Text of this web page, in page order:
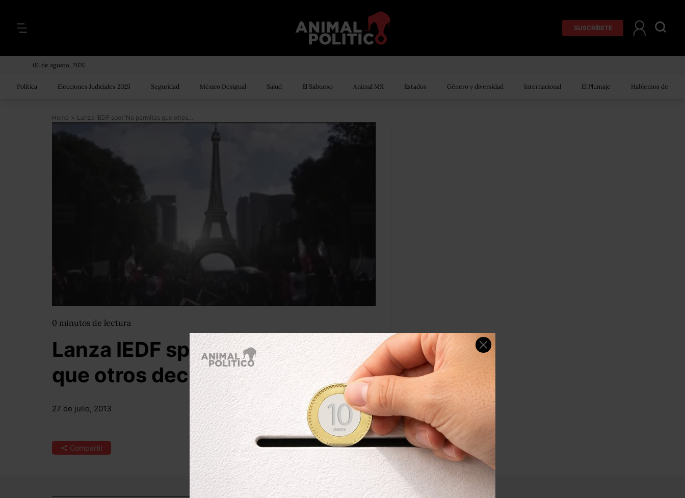
SUSCRÍBETE
06 de agosto, 2026
Política Elecciones Judiciales 2025 Seguridad México Desigual Salud El Sabueso Animal MX Estados Género y diversidad Internacional El Plumaje Hablemos de
Home > Lanza IEDF spot ‘No permitas que otros decidan por ti’
0 minutos de lectura
Lanza IEDF spot ‘No permitas
que otros decidan por ti’
27 de julio, 2013 Por:
Manu Ureste
@ManuVPC
Compartir Leer después